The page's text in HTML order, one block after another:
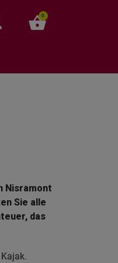
shopping_basket
0
Nisramont
Sie alle
das